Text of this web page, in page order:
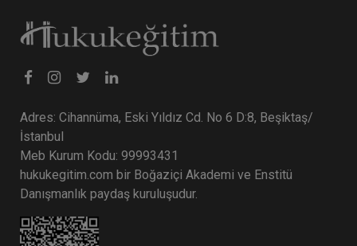
Kongresi - VIII. Oturum
360 TL
Adres: Cihannüma, Eski Yıldız Cd. No 6 D:8, Beşiktaş/
İstanbul
Meb Kurum Kodu: 99993431
hukukegitim.com bir Boğaziçi Akademi ve Enstitü
Danışmanlık paydaş kuruluşudur.